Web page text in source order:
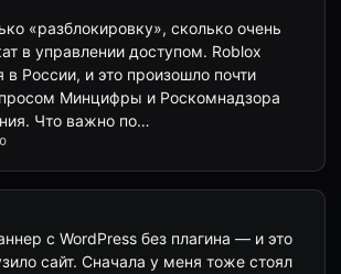
«разблокировку», сколько очень
в управлении доступом. Roblox
в России, и это произошло почти
Минцифры и Роскомнадзора
Что важно по…
с WordPress без плагина — и это
сайт. Сначала у меня тоже стоял